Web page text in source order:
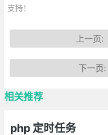
支持！
上一页:
下一页:
相关推荐
php 定时任务